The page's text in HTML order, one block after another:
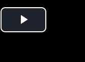
Play